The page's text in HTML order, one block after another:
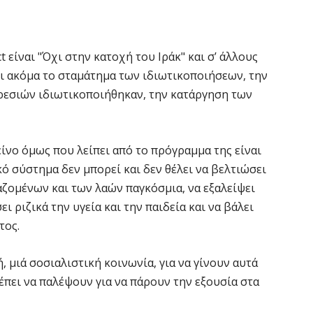
"Όχι στην κατοχή του Ιράκ" και σ’ άλλους
ακόμα το σταμάτημα των ιδιωτικοποιήσεων, την
ιδιωτικοποιήθηκαν, την κατάργηση των
όμως που λείπει από το πρόγραμμα της είναι
σύστημα δεν μπορεί και δεν θέλει να βελτιώσει
και των λαών παγκόσμια, να εξαλείψει
ριζικά την υγεία και την παιδεία και να βάλει
σοσιαλιστική κοινωνία, για να γίνουν αυτά
να παλέψουν για να πάρουν την εξουσία στα